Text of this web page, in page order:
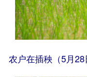
农户在插秧（5月28